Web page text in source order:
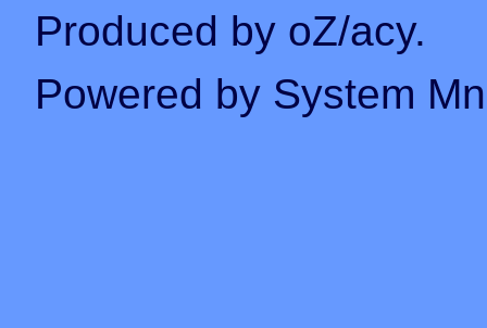
Produced by oZ/acy.
Powered by System